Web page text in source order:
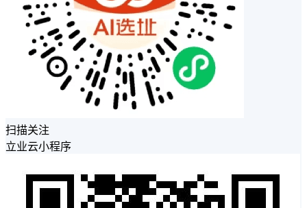
扫描关注
立业云小程序